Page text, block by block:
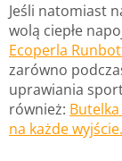
Jeśli natomiast
wolą ciepłe
Ecoperla
zarówno
uprawiania
również:
na każde wyjście.